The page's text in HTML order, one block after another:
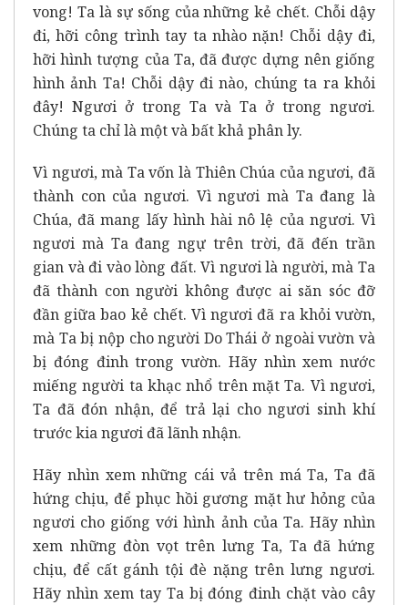
vong! Ta là sự sống của những kẻ chết. Chỗi dậy
đi, hỡi công trình tay ta nhào nặn! Chỗi dậy đi,
hỡi hình tượng của Ta, đã được dựng nên giống
hình ảnh Ta! Chỗi dậy đi nào, chúng ta ra khỏi
đây! Ngươi ở trong Ta và Ta ở trong ngươi.
Chúng ta chỉ là một và bất khả phân ly.
Vì ngươi, mà Ta vốn là Thiên Chúa của ngươi, đã
thành con của ngươi. Vì ngươi mà Ta đang là
Chúa, đã mang lấy hình hài nô lệ của ngươi. Vì
ngươi mà Ta đang ngự trên trời, đã đến trần
gian và đi vào lòng đất. Vì ngươi là người, mà Ta
đã thành con người không được ai săn sóc đỡ
đần giữa bao kẻ chết. Vì ngươi đã ra khỏi vườn,
mà Ta bị nộp cho người Do Thái ở ngoài vườn và
bị đóng đinh trong vườn. Hãy nhìn xem nước
miếng người ta khạc nhổ trên mặt Ta. Vì ngươi,
Ta đã đón nhận, để trả lại cho ngươi sinh khí
trước kia ngươi đã lãnh nhận.
Hãy nhìn xem những cái vả trên má Ta, Ta đã
hứng chịu, để phục hồi gương mặt hư hỏng của
ngươi cho giống với hình ảnh của Ta. Hãy nhìn
xem những đòn vọt trên lưng Ta, Ta đã hứng
chịu, để cất gánh tội đè nặng trên lưng ngươi.
Hãy nhìn xem tay Ta bị đóng đinh chặt vào cây